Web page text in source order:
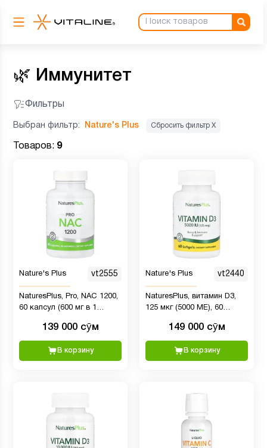
🌿 Иммунитет
Фильтры
Выбран фильтр: Nature's Plus Сбросить фильтр Х
Товаров: 9
Nature's Plus vt2555
NaturesPlus, Pro, NAC 1200,
60 капсул (600 мг в 1
139 000 сӯм
В корзину
Nature's Plus vt2440
NaturesPlus, витамин D3,
125 мкг (5000 МЕ), 60
149 000 сӯм
В корзину